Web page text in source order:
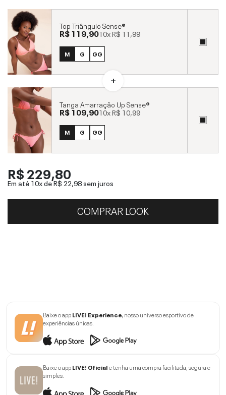
Top Triângulo Sense®
R$ 119,9010xR$ 11,99
M G GG
Tanga Amarração Up Sense®
R$ 109,9010xR$ 10,99
M G GG
R$ 229,80
Em até 10x deR$ 22,98sem juros
COMPRAR LOOK
Baixe o appLIVE! Experience , nosso universo esportivo de
experiências únicas.
Baixe o appLIVE! Oficiale tenha uma compra facilitada, segura e
simples.